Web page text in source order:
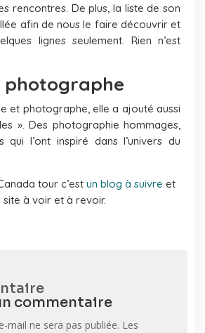
rencontres. De plus, la liste de son
afin de nous le faire découvrir et
lignes seulement. Rien n’est
photographe
et photographe, elle a ajouté aussi
». Des photographie hommages,
l’ont inspiré dans l’univers du
tour c’est un blog à suivre et
site à voir et à revoir.
commentaire
mail ne sera pas publiée. Les